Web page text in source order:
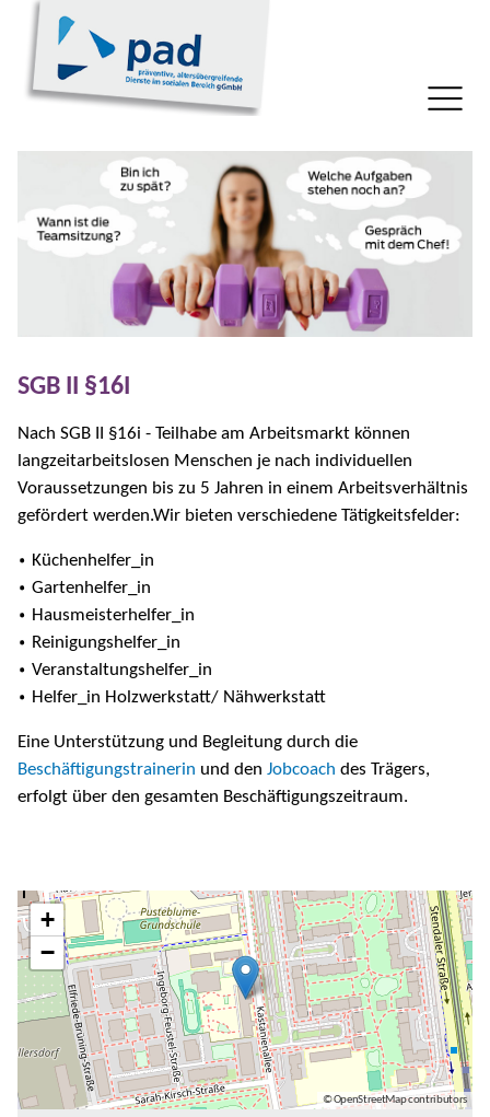
SGB II §16I
Nach SGB II §16i - Teilhabe am Arbeitsmarkt können
langzeitarbeitslosen Menschen je nach individuellen
Voraussetzungen bis zu 5 Jahren in einem Arbeitsverhältnis
gefördert werden.Wir bieten verschiedene Tätigkeitsfelder:
Küchenhelfer_in
Gartenhelfer_in
Hausmeisterhelfer_in
Reinigungshelfer_in
Veranstaltungshelfer_in
Helfer_in Holzwerkstatt/ Nähwerkstatt
Eine Unterstützung und Begleitung durch die
Beschäftigungstrainerin und den Jobcoach des Trägers,
erfolgt über den gesamten Beschäftigungszeitraum.
+
−
© OpenStreetMap contributors